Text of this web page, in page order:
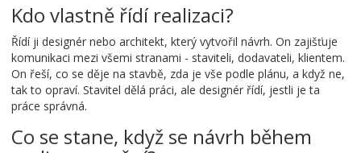
Kdo vlastně řídí realizaci?
Řídí ji designér nebo architekt, který vytvořil návrh. On zajišťuje
komunikaci mezi všemi stranami - staviteli, dodavateli, klientem.
On řeší, co se děje na stavbě, zda je vše podle plánu, a když ne,
tak to opraví. Stavitel dělá práci, ale designér řídí, jestli je ta
práce správná.
Co se stane, když se návrh během